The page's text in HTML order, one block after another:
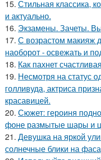
15. Стильная классика,
и актуально.
16. Экзамены. Зачеты.
17. С возрастом макияж
наоборот - освежать и
18. Как пахнет
19. Несмотря на статус
голливуда, актриса
красавицей.
20. Сюжет: героиня
фоне размытые шары и
21. Девушка на яркой
солнечные блики на